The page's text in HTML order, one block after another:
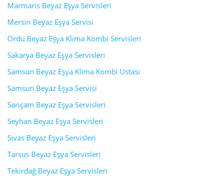
Marmaris Beyaz Eşya Servisleri
Mersin Beyaz Eşya Servisi
Ordu Beyaz Eşya Klima Kombi Servisleri
Sakarya Beyaz Eşya Servisleri
Samsun Beyaz Eşya Klima Kombi Ustası
Samsun Beyaz Eşya Servisi
Sarıçam Beyaz Eşya Servisleri
Seyhan Beyaz Eşya Servisleri
Sivas Beyaz Eşya Servisleri
Tarsus Beyaz Eşya Servisleri
Tekirdağ Beyaz Eşya Servisleri